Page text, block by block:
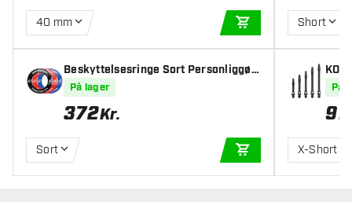
40 mm
TILFØJ TIL KURV
Beskyttelsesringe Sort Personliggør
e Med Billede - Fuld farve - Inkl. Besk
yttelsesringe
På lager
372Kr.
Sort
TILFØJ TIL KURV
Short
ter
På
9
X-Short